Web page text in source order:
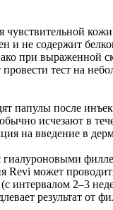
чувствительной
и не содержит
при выраженной
тест на
папулы после
исчезают в
на введение в
гиалуроновыми
Revi может
интервалом 2–3
результат от